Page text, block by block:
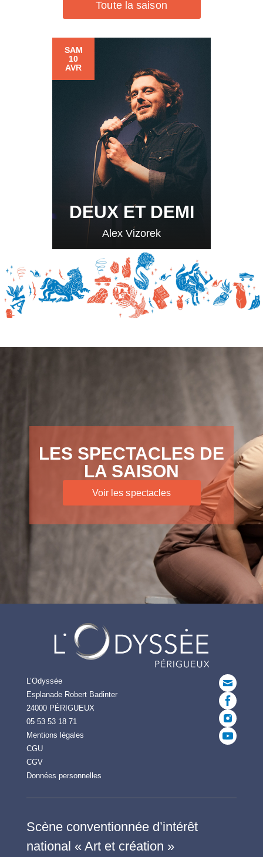
Toute la saison
SAM
10
AVR
DEUX ET DEMI
Alex Vizorek
LES SPECTACLES DE
LA SAISON
Voir les spectacles
L’Odyssée
Esplanade Robert Badinter
24000 PÉRIGUEUX
05 53 53 18 71
Mentions légales
CGU
CGV
Données personnelles
Scène conventionnée d’intérêt
national « Art et création »